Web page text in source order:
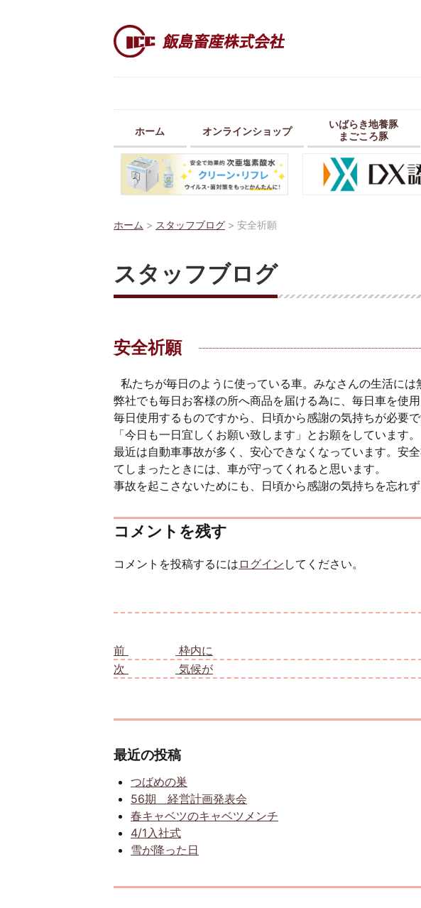
ホーム オンラインショップ
いばらき地養豚
まごころ豚
ホーム > スタッフブログ > 安全祈願
スタッフブログ
安全祈願
私たちが毎日のように使っている車。みなさんの生活には
弊社でも毎日お客様の所へ商品を届ける為に、毎日車を使用
毎日使用するものですから、日頃から感謝の気持ちが必要
「今日も一日宜しくお願い致します」とお願をしています。
最近は自動車事故が多く、安心できなくなっています。安
てしまったときには、車が守ってくれると思います。
事故を起こさないためにも、日頃から感謝の気持ちを忘れ
コメントを残す
コメントを投稿するには ログイン してください。
前
枠内に
次
気候が
最近の投稿
つばめの巣
56期 経営計画発表会
春キャベツのキャベツメンチ
4/1入社式
雪が降った日